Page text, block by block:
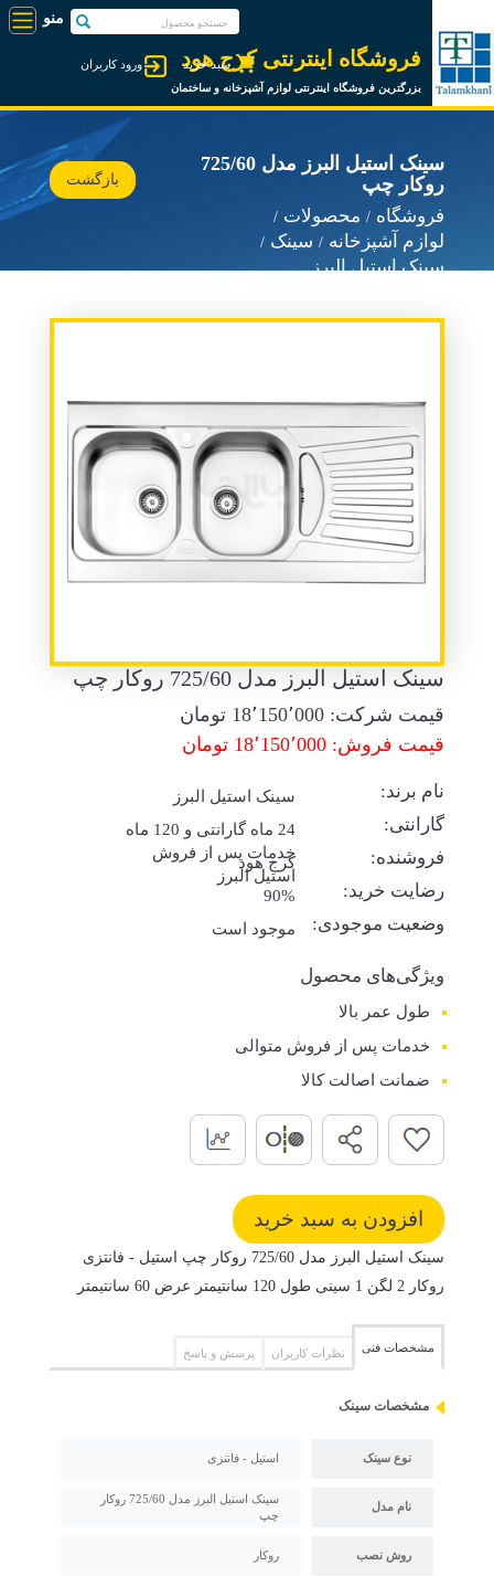
فروشگاه اینترنتی کرج هود
بزرگترین فروشگاه اینترنتی لوازم آشپزخانه و ساختمان
ورود کاربران سبد خرید
سینک استیل البرز مدل 725/60
روکار چپ
فروشگاه
محصولات
لوازم آشپزخانه
سینک
سینک استیل البرز
بازگشت
سینک استیل البرز مدل 725/60 روکار چپ
قیمت شرکت: 18٬150٬000 تومان
قیمت فروش: 18٬150٬000 تومان
نام برند: سینک استیل البرز
گارانتی:
24 ماه گارانتی و 120 ماه
خدمات پس از فروش
استیل البرز
فروشنده: کرج هود
رضایت خرید: 90%
وضعیت موجودی: موجود است
ویژگی‌های محصول
طول عمر بالا
خدمات پس از فروش متوالی
ضمانت اصالت کالا
سینک استیل البرز مدل 725/60 روکار چپ استیل - فانتزی
روکار 2 لگن 1 سینی طول 120 سانتیمتر عرض 60 سانتیمتر
مشخصات فنی نظرات کاربران پرسش و پاسخ
مشخصات سینک
نوع سینک استیل - فانتزی
نام مدل
سینک استیل البرز مدل 725/60 روکار
چپ
روش نصب روکار